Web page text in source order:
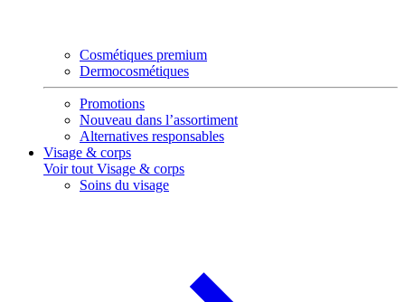
Cosmétiques premium
Dermocosmétiques
Promotions
Nouveau dans l’assortiment
Alternatives responsables
Visage & corps
Voir tout Visage & corps
Soins du visage